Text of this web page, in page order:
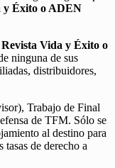
y Éxito o ADEN
Revista Vida y Éxito o
ninguna de sus
distribuidores,
Trabajo de Final
de TFM. Sólo se
al destino para
tasas de derecho a